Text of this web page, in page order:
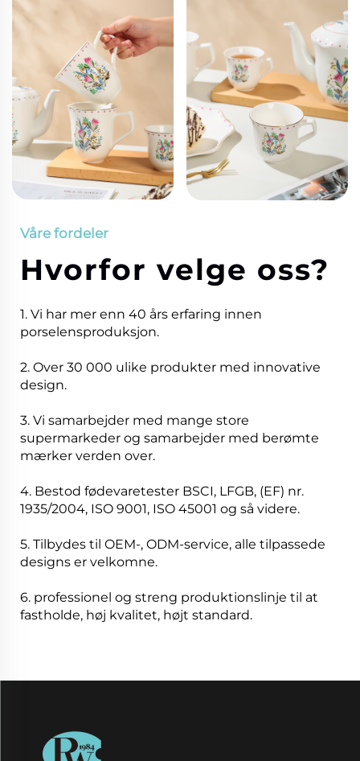
Våre fordeler
Hvorfor velge oss?
1. Vi har mer enn 40 års erfaring innen
porselensproduksjon.
2. Over 30 000 ulike produkter med innovative
design.
3. Vi samarbejder med mange store
supermarkeder og samarbejder med berømte
mærker verden over.
4. Bestod fødevaretester BSCI, LFGB, (EF) nr.
1935/2004, ISO 9001, ISO 45001 og så videre.
5. Tilbydes til OEM-, ODM-service, alle tilpassede
designs er velkomne.
6. professionel og streng produktionslinje til at
fastholde, høj kvalitet, højt standard.